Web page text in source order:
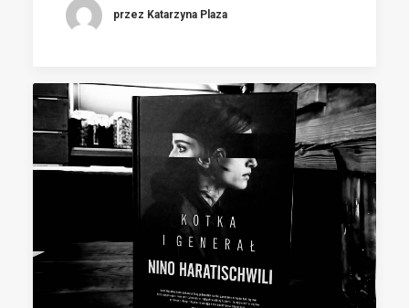
przez Katarzyna Plaza